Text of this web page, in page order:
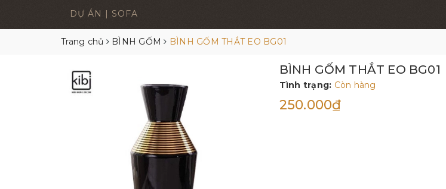
DỰ ÁN | SOFA
Trang chủ BÌNH GỐM BÌNH GỐM THẮT EO BG01
BÌNH GỐM THẮT EO BG01
Tình trạng: Còn hàng
250.000₫